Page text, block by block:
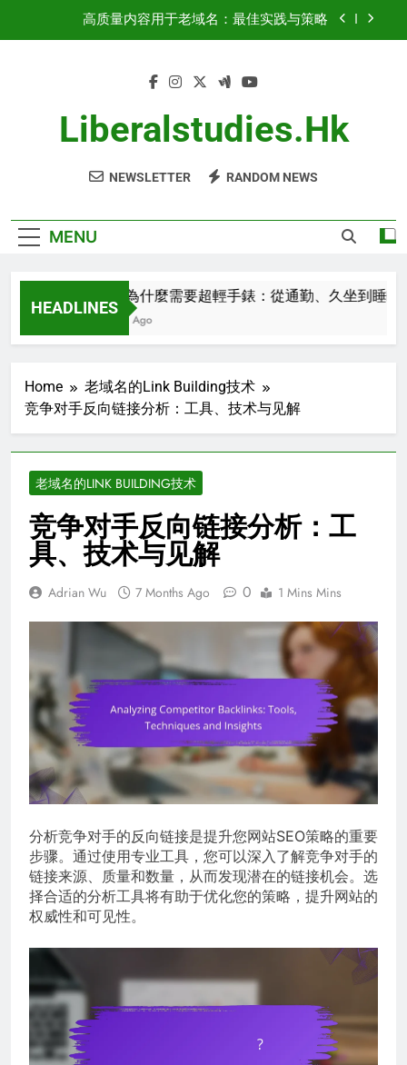
关键指标：Domain Authority、Backlink Profile、
眠，不影響日常生活的智能穿戴
高质量内容用于老域名：最佳实践与策略
关键指标：Domain Authority、Backlink Profile、
域名权重：增长与优化策略
Liberalstudies.hk
NEWSLETTER RANDOM NEWS
MENU
HEADLINES
都市人為什麼需要超輕手錶：從通勤、久坐到睡眠，
Home
老域名的Link Building技术
竞争对手反向链接分析：工具、技术与见解
老域名的LINK BUILDING技术
竞争对手反向链接分析：工
具、技术与见解
Adrian Wu 7 Months Ago 0 1 Mins Mins
分析竞争对手的反向链接是提升您网站SEO策略的重要
步骤。通过使用专业工具，您可以深入了解竞争对手的
链接来源、质量和数量，从而发现潜在的链接机会。选
择合适的分析工具将有助于优化您的策略，提升网站的
权威性和可见性。